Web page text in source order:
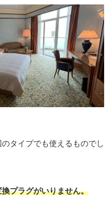
タイプでも使えるものでし
換プラグがいりません。